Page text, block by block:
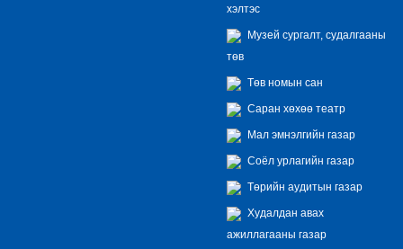
хэлтэс
Музей сургалт, судалгааны
төв
Төв номын сан
Саран хөхөө театр
Мал эмнэлгийн газар
Соёл урлагийн газар
Төрийн аудитын газар
Худалдан авах
ажиллагааны газар